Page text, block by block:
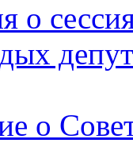
о
о